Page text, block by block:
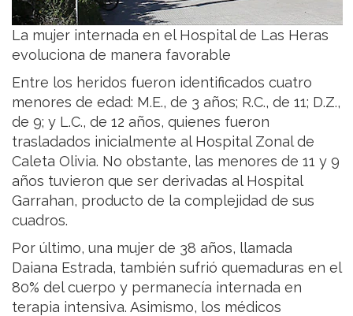
La mujer internada en el Hospital de Las Heras
evoluciona de manera favorable
Entre los heridos fueron identificados cuatro
menores de edad: M.E., de 3 años; R.C., de 11; D.Z.,
de 9; y L.C., de 12 años, quienes fueron
trasladados inicialmente al Hospital Zonal de
Caleta Olivia. No obstante, las menores de 11 y 9
años tuvieron que ser derivadas al Hospital
Garrahan, producto de la complejidad de sus
cuadros.
Por último, una mujer de 38 años, llamada
Daiana Estrada, también sufrió quemaduras en el
80% del cuerpo y permanecía internada en
terapia intensiva. Asimismo, los médicos